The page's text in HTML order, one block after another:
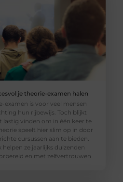
je theorie-examen halen
examen is voor veel mensen
hun rijbewijs. Toch blijkt
lastig vinden om in één keer te
speelt hier slim op in door
cursussen aan te bieden.
ze jaarlijks duizenden
en met zelfvertrouwen